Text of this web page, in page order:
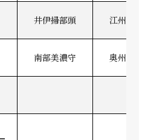
井伊掃部頭 江州彦根
南部美濃守 奥州盛岡